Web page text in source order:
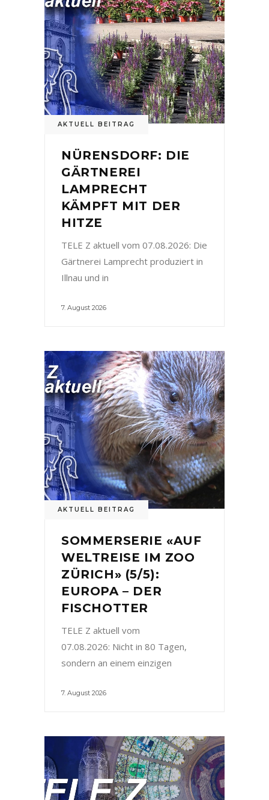
AKTUELL BEITRAG
NÜRENSDORF: DIE
GÄRTNEREI
LAMPRECHT
KÄMPFT MIT DER
HITZE
TELE Z aktuell vom 07.08.2026: Die
Gärtnerei Lamprecht produziert in
Illnau und in
7. August 2026
AKTUELL BEITRAG
SOMMERSERIE «AUF
WELTREISE IM ZOO
ZÜRICH» (5/5):
EUROPA – DER
FISCHOTTER
TELE Z aktuell vom
07.08.2026: Nicht in 80 Tagen,
sondern an einem einzigen
7. August 2026